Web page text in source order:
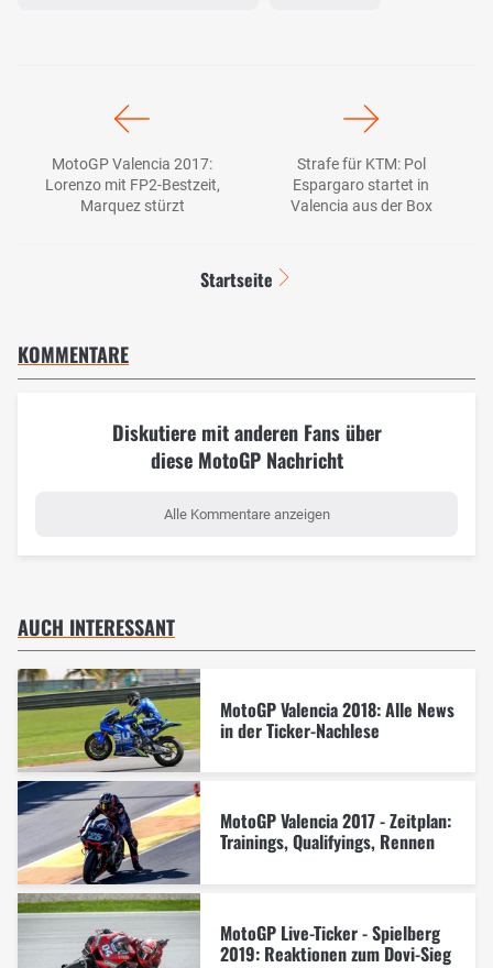
MotoGP Valencia 2017:
Lorenzo mit FP2-Bestzeit,
Marquez stürzt
Strafe für KTM: Pol
Espargaro startet in
Valencia aus der Box
Startseite
KOMMENTARE
Diskutiere mit anderen Fans über
diese MotoGP Nachricht
Alle Kommentare anzeigen
AUCH INTERESSANT
MotoGP Valencia 2018: Alle News
in der Ticker-Nachlese
MotoGP Valencia 2017 - Zeitplan:
Trainings, Qualifyings, Rennen
MotoGP Live-Ticker - Spielberg
2019: Reaktionen zum Dovi-Sieg